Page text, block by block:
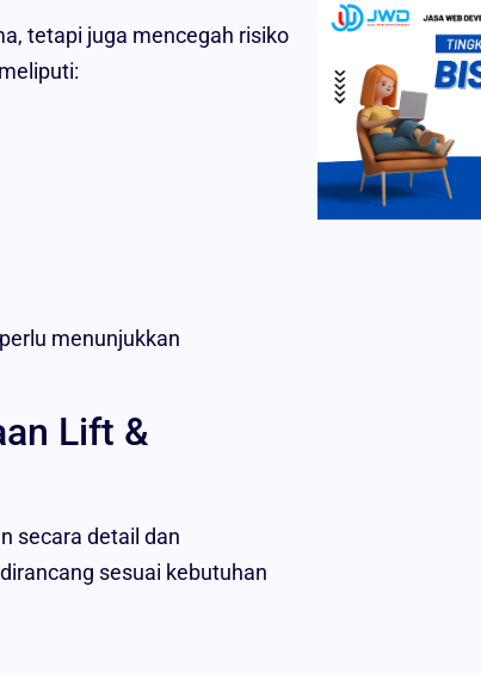
tetapi juga mencegah risiko
menunjukkan
Lift &
secara detail dan
sesuai kebutuhan